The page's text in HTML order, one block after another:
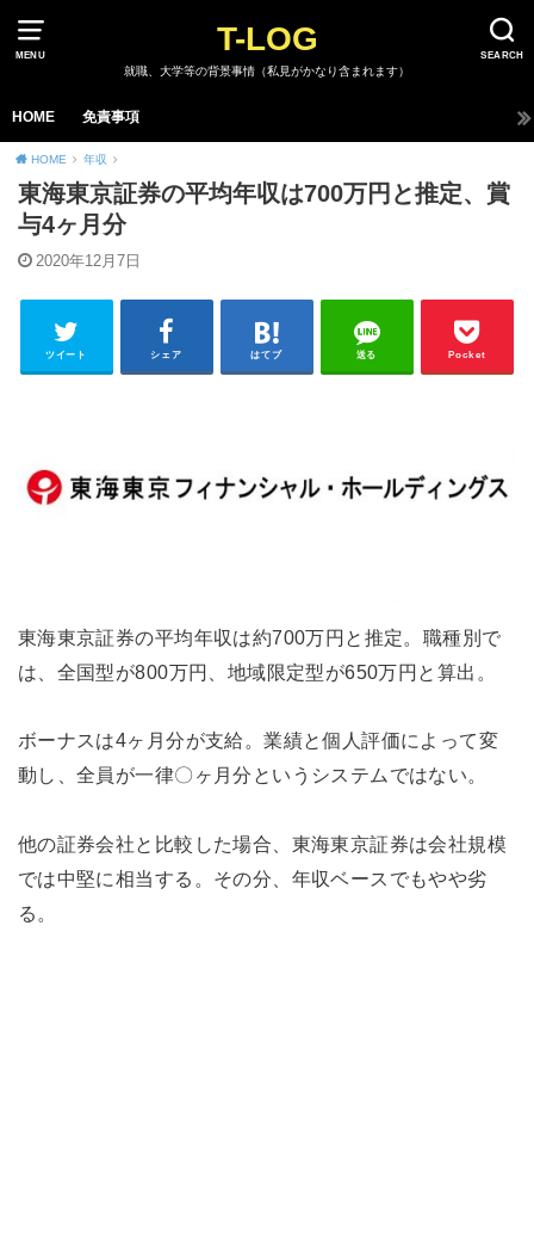
MENU SEARCH
T-LOG
就職、大学等の背景事情（私見がかなり含まれます）
HOME 免責事項
HOME 年収
東海東京証券の平均年収は700万円と推定、賞
与4ヶ月分
2020年12月7日
ツイート シェア はてブ 送る Pocket
東海東京証券の平均年収は約700万円と推定。職種別で
は、全国型が800万円、地域限定型が650万円と算出。
ボーナスは4ヶ月分が支給。業績と個人評価によって変
動し、全員が一律〇ヶ月分というシステムではない。
他の証券会社と比較した場合、東海東京証券は会社規模
では中堅に相当する。その分、年収ベースでもやや劣
る。